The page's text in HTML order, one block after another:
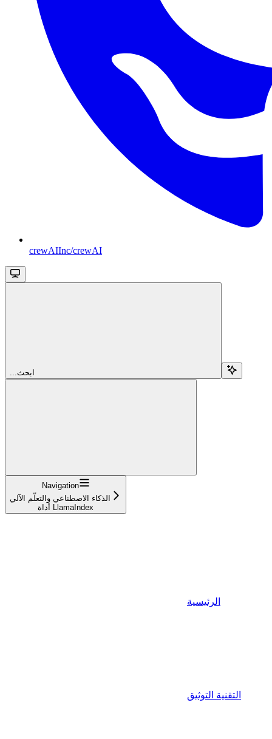
crewAIInc/crewAI
...ابحث
Navigation
الذكاء الاصطناعي والتعلّم الآلي
أداة LlamaIndex
الرئيسية
التقنية التوثيق